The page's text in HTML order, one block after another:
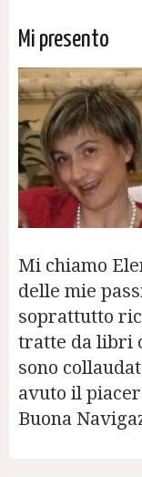
Mi presento
Mi chiamo
delle mie
soprattutto
tratte da libri
sono
avuto il
Buona